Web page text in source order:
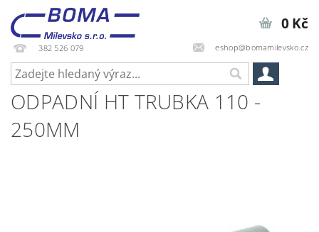
382 526 079 eshop@bomamilevsko.cz
0 Kč
ODPADNÍ HT TRUBKA 110 -
250MM